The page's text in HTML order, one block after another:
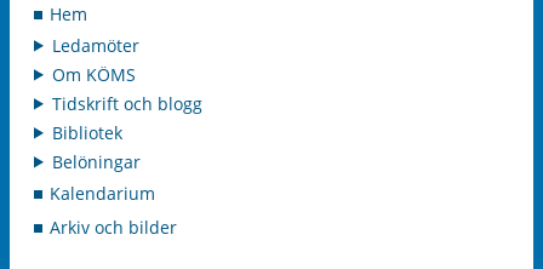
Hem
Ledamöter
Om KÖMS
Tidskrift och blogg
Bibliotek
Belöningar
Kalendarium
Arkiv och bilder